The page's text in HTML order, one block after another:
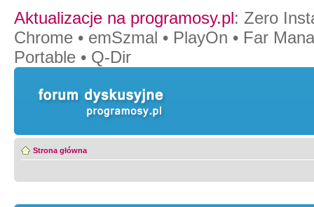
Aktualizacje na programosy.pl: Zero
Chrome • emSzmal • PlayOn • Far
Portable • Q-Dir
Strona główna